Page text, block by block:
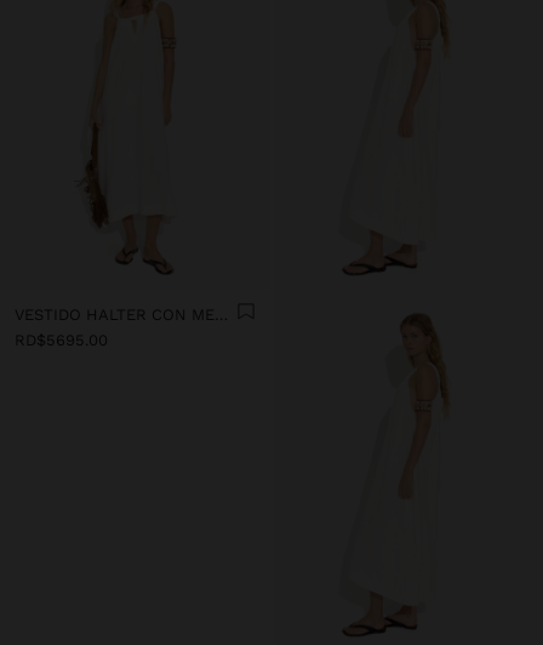
VESTIDO HALTER CON MEZCLA DE LINO
RD$5695.00